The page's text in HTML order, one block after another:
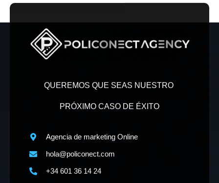
QUEREMOS QUE SEAS NUESTRO
PRÓXIMO CASO DE ÉXITO
Agencia de marketing Online
hola@policonect.com
+34 601 36 14 24